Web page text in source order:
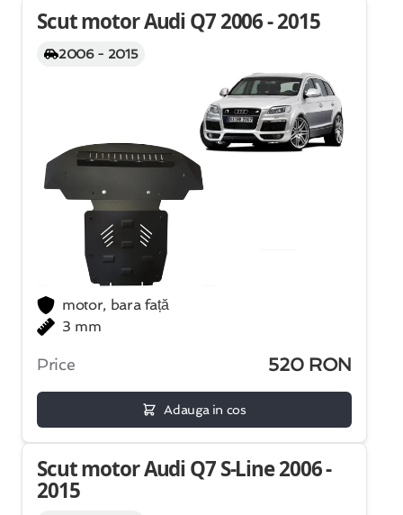
Scut motor Audi Q7 2006 - 2015
2006 - 2015
motor, bara față
3 mm
Price 520 RON
Adauga in cos
Scut motor Audi Q7 S-Line 2006 -
2015